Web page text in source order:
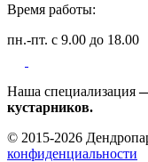
Время работы:
пн.-пт. с 9.00 до 18.00
Наша специализация
кустарников.
© 2015-2026
конфиденциальности